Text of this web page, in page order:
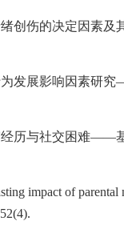
绪创伤的决定因素
为发展影响因素研
经历与社交困难——
impact of parental